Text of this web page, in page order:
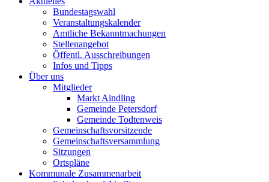
Bundestagswahl
Veranstaltungskalender
Amtliche Bekanntmachungen
Stellenangebot
Öffentl. Ausschreibungen
Infos und Tipps
Über uns
Mitglieder
Markt Aindling
Gemeinde Petersdorf
Gemeinde Todtenweis
Gemeinschaftsvorsitzende
Gemeinschaftsversammlung
Sitzungen
Ortspläne
Kommunale Zusammenarbeit